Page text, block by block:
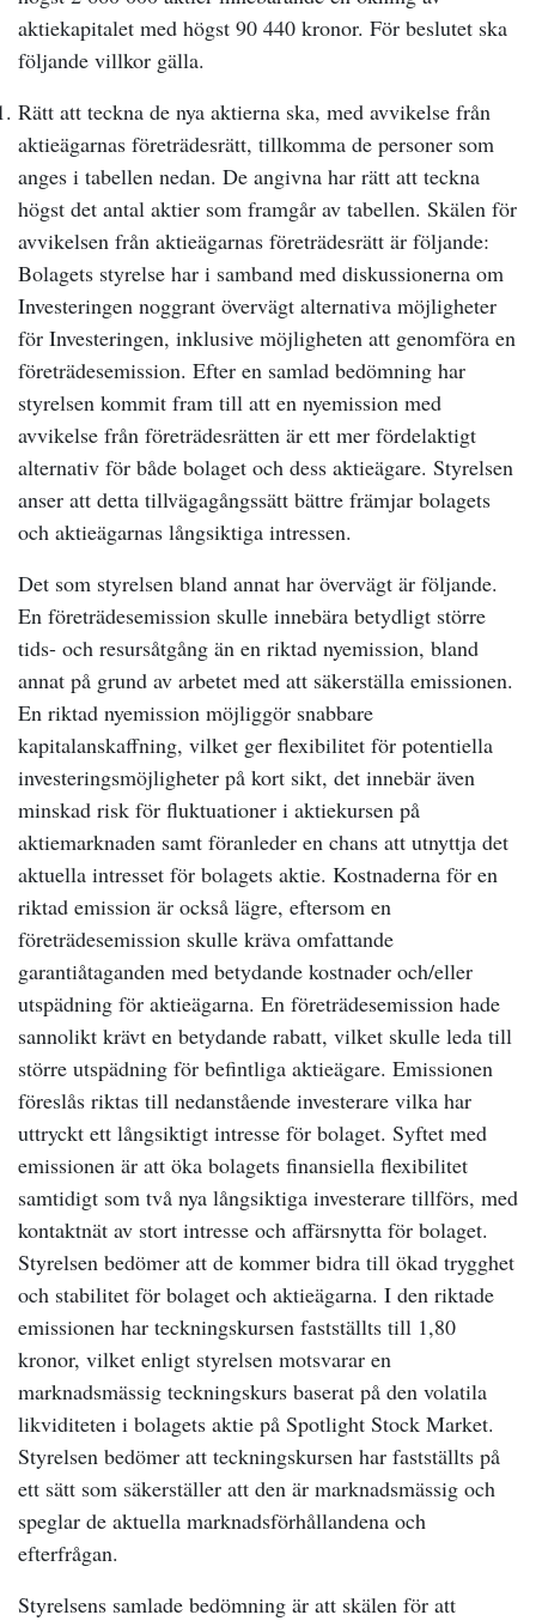
aktiekapitalet med högst 90 440 kronor. För beslutet ska
följande villkor gälla.
Rätt att teckna de nya aktierna ska, med avvikelse från
aktieägarnas företrädesrätt, tillkomma de personer som
anges i tabellen nedan. De angivna har rätt att teckna
högst det antal aktier som framgår av tabellen. Skälen för
avvikelsen från aktieägarnas företrädesrätt är följande:
Bolagets styrelse har i samband med diskussionerna om
Investeringen noggrant övervägt alternativa möjligheter
för Investeringen, inklusive möjligheten att genomföra en
företrädesemission. Efter en samlad bedömning har
styrelsen kommit fram till att en nyemission med
avvikelse från företrädesrätten är ett mer fördelaktigt
alternativ för både bolaget och dess aktieägare. Styrelsen
anser att detta tillvägagångssätt bättre främjar bolagets
och aktieägarnas långsiktiga intressen.
Det som styrelsen bland annat har övervägt är följande.
En företrädesemission skulle innebära betydligt större
tids- och resursåtgång än en riktad nyemission, bland
annat på grund av arbetet med att säkerställa emissionen.
En riktad nyemission möjliggör snabbare
kapitalanskaffning, vilket ger flexibilitet för potentiella
investeringsmöjligheter på kort sikt, det innebär även
minskad risk för fluktuationer i aktiekursen på
aktiemarknaden samt föranleder en chans att utnyttja det
aktuella intresset för bolagets aktie. Kostnaderna för en
riktad emission är också lägre, eftersom en
företrädesemission skulle kräva omfattande
garantiåtaganden med betydande kostnader och/eller
utspädning för aktieägarna. En företrädesemission hade
sannolikt krävt en betydande rabatt, vilket skulle leda till
större utspädning för befintliga aktieägare. Emissionen
föreslås riktas till nedanstående investerare vilka har
uttryckt ett långsiktigt intresse för bolaget. Syftet med
emissionen är att öka bolagets finansiella flexibilitet
samtidigt som två nya långsiktiga investerare tillförs, med
kontaktnät av stort intresse och affärsnytta för bolaget.
Styrelsen bedömer att de kommer bidra till ökad trygghet
och stabilitet för bolaget och aktieägarna. I den riktade
emissionen har teckningskursen fastställts till 1,80
kronor, vilket enligt styrelsen motsvarar en
marknadsmässig teckningskurs baserat på den volatila
likviditeten i bolagets aktie på Spotlight Stock Market.
Styrelsen bedömer att teckningskursen har fastställts på
ett sätt som säkerställer att den är marknadsmässig och
speglar de aktuella marknadsförhållandena och
efterfrågan.
Styrelsens samlade bedömning är att skälen för att